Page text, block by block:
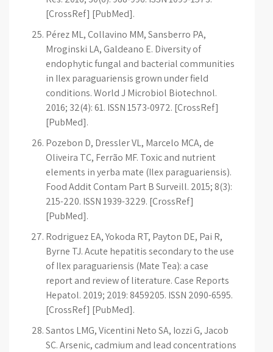
[CrossRef] [PubMed].
Pérez ML, Collavino MM, Sansberro PA,
Mroginski LA, Galdeano E. Diversity of
endophytic fungal and bacterial communities
in Ilex paraguariensis grown under field
conditions. World J Microbiol Biotechnol.
2016; 32(4): 61. ISSN 1573-0972. [CrossRef]
[PubMed].
Pozebon D, Dressler VL, Marcelo MCA, de
Oliveira TC, Ferrão MF. Toxic and nutrient
elements in yerba mate (Ilex paraguariensis).
Food Addit Contam Part B Surveill. 2015; 8(3):
215-220. ISSN 1939-3229. [CrossRef]
[PubMed].
Rodriguez EA, Yokoda RT, Payton DE, Pai R,
Byrne TJ. Acute hepatitis secondary to the use
of Ilex paraguariensis (Mate Tea): a case
report and review of literature. Case Reports
Hepatol. 2019; 2019: 8459205. ISSN 2090-6595.
[CrossRef] [PubMed].
Santos LMG, Vicentini Neto SA, Iozzi G, Jacob
SC. Arsenic, cadmium and lead concentrations